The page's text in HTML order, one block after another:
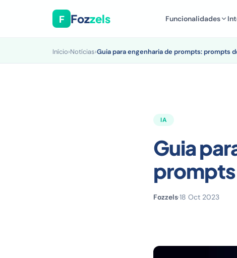
F Fozzels Funcionalidades
Início›Notícias›Guia para engenharia de prompts: prompts
IA
Guia
prompts
Fozzels·18 Oct 2023